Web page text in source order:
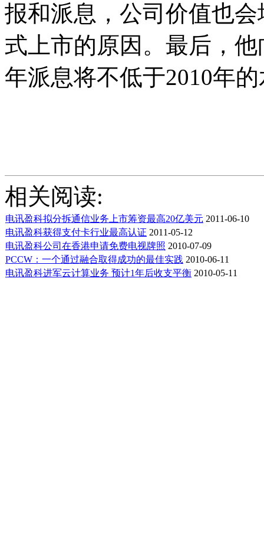
报和派息，公司价值也
式上市的原因。最后，
年派息将不低于2010年
相关阅读:
电讯盈科拟分拆通信业务上市筹资最高20亿美元 2011-06-10
电讯盈科获得支付卡行业最高认证 2011-05-12
电讯盈科公司在香港申请免费电视牌照 2010-07-09
PCCW：一个通过融合取得成功的最佳实践 2010-06-11
电讯盈科进军云计算业务 预计1年后收支平衡 2010-05-11